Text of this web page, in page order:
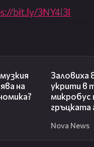
bit.ly/3NY4l3I
news
на
Заловиха
укрити в
микробус
гръцката
Nova News